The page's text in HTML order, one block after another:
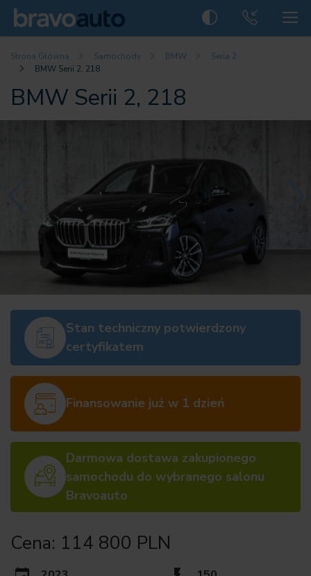
Strona Główna Samochody BMW
Seria 2
BMW Serii 2, 218
BMW Serii 2, 218
Stan techniczny potwierdzony
certyfikatem
Finansowanie już w 1 dzień
Darmowa dostawa zakupionego
samochodu do wybranego salonu
Bravoauto
Cena: 114 800 PLN